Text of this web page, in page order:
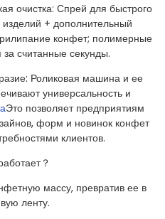
очистка: Спрей для быстрого
изделий + дополнительный
конфет; полимерные
считанные секунды.
Роликовая машина и ее
универсальность и
Это позволяет предприятиям
форм и новинок конфет
клиентов.
？
массу, превратив ее в
ленту.